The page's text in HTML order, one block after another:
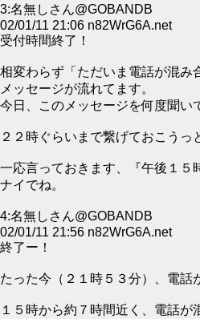
3:名無しさん@GOBANDB
02/01/11 21:06 n82WrG6A.net
受付時間終了！
相変わらず「ただいま電話が混
メッセージが流れてます。
今日、このメッセージを何度聞い
２２時ぐらいまで繋げておこうっ
一応言っておきます、『午後１５
ナイでね。
4:名無しさん@GOBANDB
02/01/11 21:56 n82WrG6A.net
終了ー！
たった今（２１時５３分）、電話
１５時から約７時間近く、電話が